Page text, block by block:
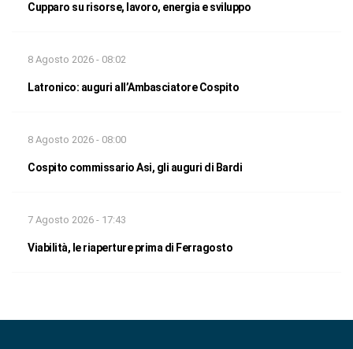
Cupparo su risorse, lavoro, energia e sviluppo
8 Agosto 2026 - 08:02
Latronico: auguri all’Ambasciatore Cospito
8 Agosto 2026 - 08:00
Cospito commissario Asi, gli auguri di Bardi
7 Agosto 2026 - 17:43
Viabilità, le riaperture prima di Ferragosto